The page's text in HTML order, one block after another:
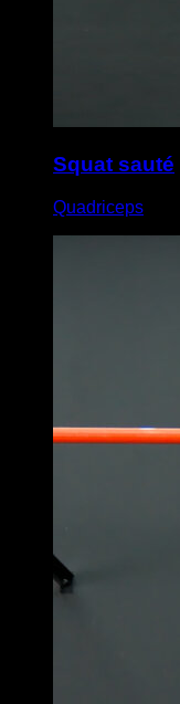
Squat sauté
Quadriceps